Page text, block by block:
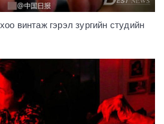
винтаж гэрэл зургийн студийн